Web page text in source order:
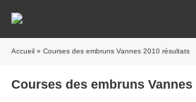
Accueil » Courses des embruns Vannes 2010 résultats
Courses des embruns